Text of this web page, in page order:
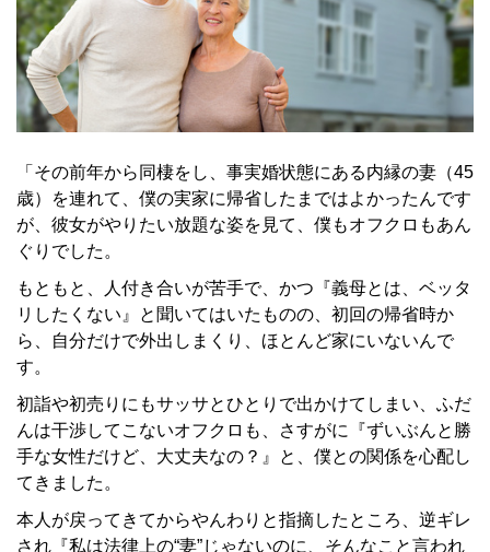
「その前年から同棲をし、事実婚状態にある内縁の妻（45
歳）を連れて、僕の実家に帰省したまではよかったんです
が、彼女がやりたい放題な姿を見て、僕もオフクロもあん
ぐりでした。
もともと、人付き合いが苦手で、かつ『義母とは、ベッタ
リしたくない』と聞いてはいたものの、初回の帰省時か
ら、自分だけで外出しまくり、ほとんど家にいないんで
す。
初詣や初売りにもサッサとひとりで出かけてしまい、ふだ
んは干渉してこないオフクロも、さすがに『ずいぶんと勝
手な女性だけど、大丈夫なの？』と、僕との関係を心配し
てきました。
本人が戻ってきてからやんわりと指摘したところ、逆ギレ
され『私は法律上の“妻”じゃないのに、そんなこと言われ